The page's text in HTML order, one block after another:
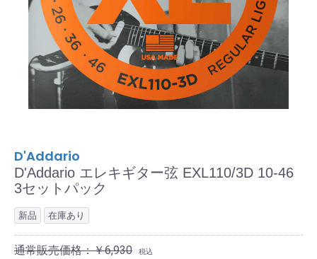
D'Addario
D'Addario エレキギター弦 EXL110/3D 10-46
3セットパック
新品 在庫あり
通常販売価格：￥6,930 税込